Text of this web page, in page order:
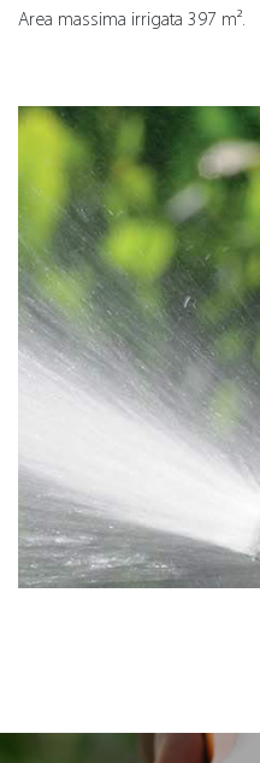
Area massima irrigata 397 m².